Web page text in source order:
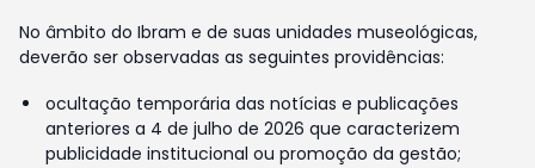
No âmbito do Ibram e de suas unidades museológicas,
deverão ser observadas as seguintes providências:
ocultação temporária das notícias e publicações
anteriores a 4 de julho de 2026 que caracterizem
publicidade institucional ou promoção da gestão;